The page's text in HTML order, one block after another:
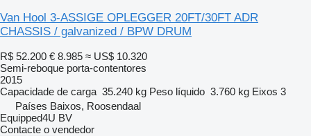
Van Hool 3-ASSIGE OPLEGGER 20FT/30FT ADR
CHASSIS / galvanized / BPW DRUM
R$ 52.200 € 8.985 ≈ US$ 10.320
Semi-reboque porta-contentores
2015
Capacidade de carga 35.240 kg Peso líquido 3.760 kg Eixos 3
Países Baixos, Roosendaal
Equipped4U BV
Contacte o vendedor